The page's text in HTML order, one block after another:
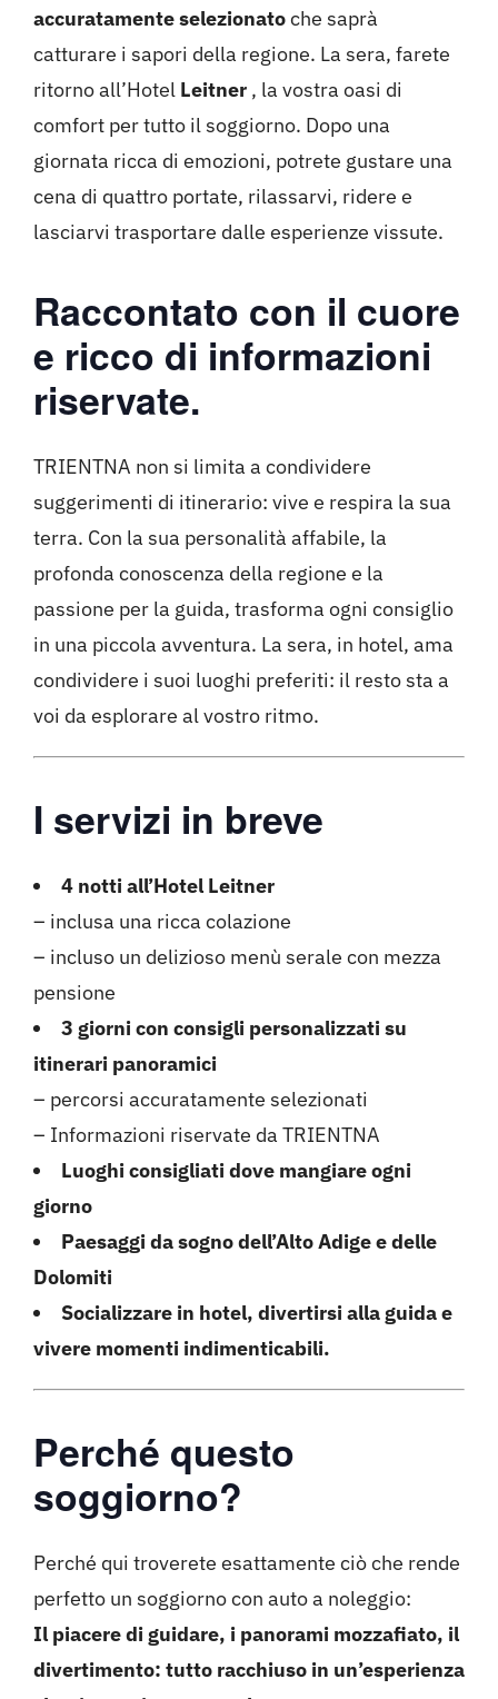
accuratamente selezionatoche saprà
catturare i sapori della regione. La sera, farete
ritorno all’Hotel Leitner , la vostra oasi di
comfort per tutto il soggiorno. Dopo una
giornata ricca di emozioni, potrete gustare una
cena di quattro portate, rilassarvi, ridere e
lasciarvi trasportare dalle esperienze vissute.
Raccontato con il cuore
e ricco di informazioni
riservate.
TRIENTNA non si limita a condividere
suggerimenti di itinerario: vive e respira la sua
terra. Con la sua personalità affabile, la
profonda conoscenza della regione e la
passione per la guida, trasforma ogni consiglio
in una piccola avventura. La sera, in hotel, ama
condividere i suoi luoghi preferiti: il resto sta a
voi da esplorare al vostro ritmo.
I servizi in breve
4 notti all’Hotel Leitner
– inclusa una ricca colazione
– incluso un delizioso menù serale con mezza
pensione
3 giorni con consigli personalizzati su
itinerari panoramici
– percorsi accuratamente selezionati
– Informazioni riservate da TRIENTNA
Luoghi consigliati dove mangiare ogni
giorno
Paesaggi da sogno dell’Alto Adige e delle
Dolomiti
Socializzare in hotel, divertirsi alla guida e
vivere momenti indimenticabili.
Perché questo
soggiorno?
Perché qui troverete esattamente ciò che rende
perfetto un soggiorno con auto a noleggio:
Il piacere di guidare, i panorami mozzafiato, il
divertimento: tutto racchiuso in un’esperienza